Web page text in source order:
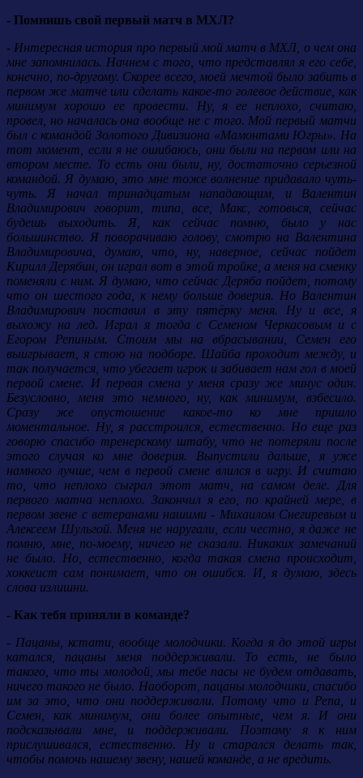
- Помнишь свой первый матч в МХЛ?
- Интересная история про первый мой матч в МХЛ, о чем она
мне запомнилась. Начнем с того, что представлял я его себе,
конечно, по-другому. Скорее всего, моей мечтой было забить в
первом же матче или сделать какое-то голевое действие, как
минимум хорошо ее провести. Ну, я ее неплохо, считаю,
провел, но началась она вообще не с того. Мой первый матчи
был с командой Золотого Дивизиона «Мамонтами Югры». На
тот момент, если я не ошибаюсь, они были на первом или на
втором месте. То есть они были, ну, достаточно серьезной
командой. Я думаю, это мне тоже волнение придавало чуть-
чуть. Я начал тринадцатым нападающим, и Валентин
Владимирович говорит, типа, все, Макс, готовься, сейчас
будешь выходить. Я, как сейчас помню, было у нас
большинство. Я поворачиваю голову, смотрю на Валентина
Владимировича, думаю, что, ну, наверное, сейчас пойдет
Кирилл Дерябин, он играл вот в этой тройке, а меня на сменку
поменяли с ним. Я думаю, что сейчас Деряба пойдет, потому
что он шестого года, к нему больше доверия. Но Валентин
Владимирович поставил в эту пятёрку меня. Ну и все, я
выхожу на лед. Играл я тогда с Семеном Черкасовым и с
Егором Репиным. Стоим мы на вбрасывании, Семен его
выигрывает, я стою на подборе. Шайба проходит между, и
так получается, что убегает игрок и забивает нам гол в моей
первой смене. И первая смена у меня сразу же минус один.
Безусловно, меня это немного, ну, как минимум, взбесило.
Сразу же опустошение какое-то ко мне пришло
моментальное. Ну, я расстроился, естественно. Но еще раз
говорю спасибо тренерскому штабу, что не потеряли после
этого случая ко мне доверия. Выпустили дальше, я уже
намного лучше, чем в первой смене влился в игру. И считаю
то, что неплохо сыграл этот матч, на самом деле. Для
первого матча неплохо. Закончил я его, по крайней мере, в
первом звене с ветеранами нашими - Михаилом Снегиревым и
Алексеем Шульгой. Меня не наругали, если честно, я даже не
помню, мне, по-моему, ничего не сказали. Никаких замечаний
не было. Но, естественно, когда такая смена происходит,
хоккеист сам понимает, что он ошибся. И, я думаю, здесь
слова излишни.
- Как тебя приняли в команде?
- Пацаны, кстати, вообще молодчики. Когда я до этой игры
катался, пацаны меня поддерживали. То есть, не было
такого, что ты молодой, мы тебе пасы не будем отдавать,
ничего такого не было. Наоборот, пацаны молодчики, спасибо
им за это, что они поддерживали. Потому что и Репа, и
Семен, как минимум, они более опытные, чем я. И они
подсказывали мне, и поддерживали. Поэтому я к ним
прислушивался, естественно. Ну и старался делать так,
чтобы помочь нашему звену, нашей команде, а не вредить.